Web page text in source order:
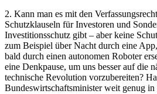
2. Kann man es mit den
Schutzklauseln für Investoren und
Investitionsschutz gibt – aber keine
zum Beispiel über Nacht durch eine
bald durch einen autonomen Roboter
eine Denkpause, um uns besser auf die
technische Revolution vorzubereiten?
Bundeswirtschaftsminister weit genug